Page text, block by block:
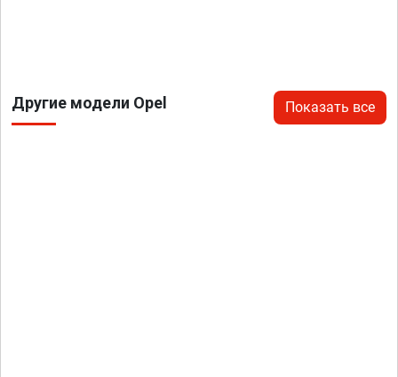
Другие модели Opel Показать все